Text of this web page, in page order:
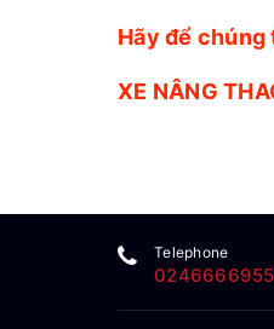
Hãy để
XE NÂNG
Telephone